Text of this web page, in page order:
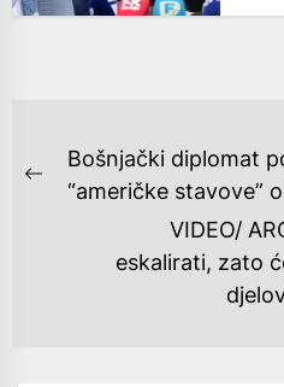
NAVIGACIJA
OBJAVA
Previous
Bošnjački diplomat
“američke stavove”
VIDEO/
eskalirati, zato